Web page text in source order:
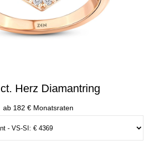
Herz Diamantring
ab 182 € Monatsraten